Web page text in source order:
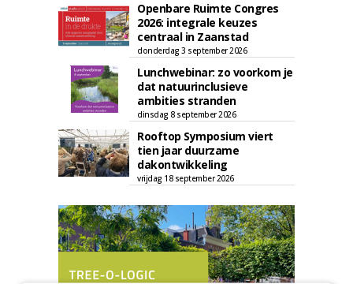
Openbare Ruimte Congres
2026: integrale keuzes
centraal in Zaanstad
donderdag 3 september 2026
Lunchwebinar: zo voorkom je
dat natuurinclusieve
ambities stranden
dinsdag 8 september 2026
Rooftop Symposium viert
tien jaar duurzame
dakontwikkeling
vrijdag 18 september 2026